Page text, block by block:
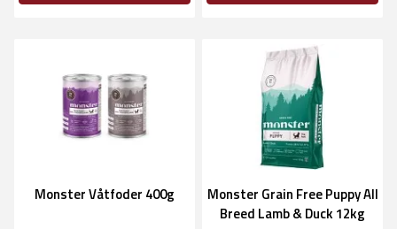
Monster Våtfoder 400g
Monster Grain Free Puppy All
Breed Lamb & Duck 12kg